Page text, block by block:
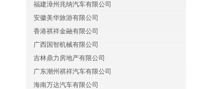
福建漳州兆纳汽车有限公司
安徽美华旅游有限公司
香港祺祥金融有限公司
广西国智机械有限公司
吉林鼎力房地产有限公司
广东潮州祺祥汽车有限公司
海南万达汽车有限公司